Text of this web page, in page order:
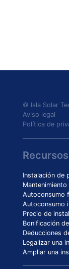
© Isla Solar
Aviso legal
Política de
Recursos
Instalación de
Autoconsumo
Autoconsumo
Precio de
Bonificación
Deducciones
Legalizar una
Ampliar una